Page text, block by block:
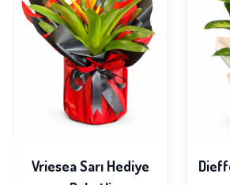
Vriesea Sarı Hediye